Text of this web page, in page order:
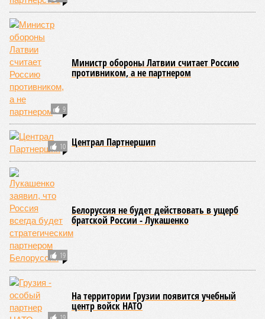
активных линиях разломов тектонических плит. Не
исключение и центральная часть США – причина в Нью-
Мадридском разломе в штате Миссури. Землетрясения
средней силы – явление, в общем-то, обычное и вполне
сносное, но периодически, раз в несколько столетий,
трясёт так, что мало не покажется никому. К примеру, в
самом конце 2004 года бахнуло близ побережья
индонезийского острова Суматра, а следом пошли
огромные, превышающие высоту 15 метров, волны. Итог –
250 тыс. погибших.
На втором месте в рейтинге A-Z Animals как раз цунами. В
этом плане к уязвимым регионам относятся: побережье
Индийского океана, тихо­океанские побережья Японии и
США, а также некоторые районы Карибского бассейна и
Средиземноморья. То есть в зоне риска уже не только
Поднебесная с Индией – не так ли?
«Бронзу» получают извержения супервулканов – «Наша
Версия» ужеписала
окончательно проснётся знаменитый Йеллоустоун. Это
грозит не только уничтожением части Соединённых
Штатов, но и общепланетарной катастрофой вплоть до
возникновения «вулканической зимы». Флегрейские поля в
Италии, кстати, тоже не стоит сбрасывать со счетов. Равно
как и многие другие до поры спящие вулканические